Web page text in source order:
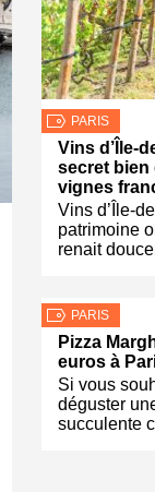
PARIS
Vins d’Île-
secret bien
vignes
Vins d’Île-
patrimoine
renait
PARIS
Pizza
euros à
Si vous
déguster
succulente